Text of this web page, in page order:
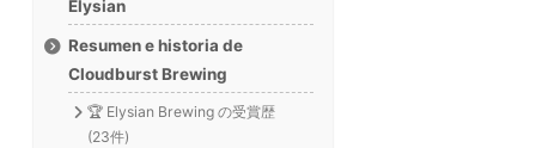
Elysian
Resumen e historia de
Cloudburst Brewing
🏆 Elysian Brewing の受賞歴
(23件)